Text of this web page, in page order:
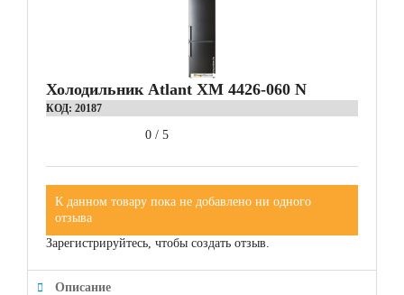
Холодильник Atlant ХМ 4426-060 N
КОД: 20187
0 / 5
К данном товару пока не добавлено ни одного
отзыва
Зарегистрируйтесь, чтобы создать отзыв.
Описание